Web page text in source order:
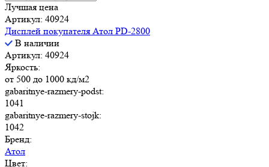
Лучшая цена
Артикул: 40924
Дисплей покупателя Атол PD-2800
В наличии
Артикул: 40924
Яркость:
от 500 до 1000 кд/м2
gabaritnye-razmery-podst:
1041
gabaritnye-razmery-stojk:
1042
Бренд:
Атол
Цвет: